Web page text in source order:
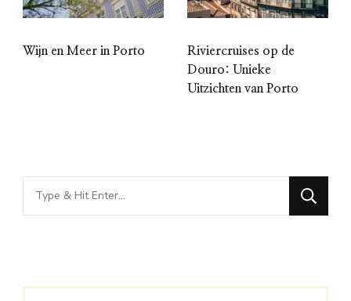
Wijn en Meer in Porto
Riviercruises op de
Douro: Unieke
Uitzichten van Porto
Looking
for